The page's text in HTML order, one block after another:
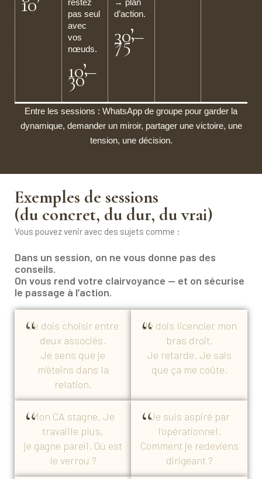
10’
restez
pas seul
avec
vos
nœuds.
10’–
30’
→ plan
d’action.
30’–
75’
Entre les sessions : WhatsApp de groupe pour garder la
dynamique, demander un miroir, partager une victoire, une
tension, une décision.
Exemples de sessions
(du concret, du dur, du vrai)
Vous pouvez venir avec des sujets comme :
Dans un session, on ne vous donne pas des
conseils.
On vous rend votre clairvoyance — et on sécurise
le passage à l’action.
Je dois choisir entre
deux associés.
Je sens que je
m’éteins dans la
relation.
Je dois licencier mon
bras droit.
Je retarde. Je sais
que ça me coûte.
Mon CA stagne. Je
travaille plus,
je gagne pareil. Où est
le verrou ?
Je suis aspiré par
l’opérationnel.
Comment je redeviens
dirigeant ?